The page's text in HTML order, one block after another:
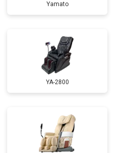
Ремонт сканера
Ремонт купюроприемника
Замена сетевого
Ремонт микро-лифта
Yamato
YA-2800